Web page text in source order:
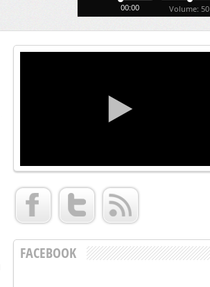
00:00 Volume: 50
FACEBOOK